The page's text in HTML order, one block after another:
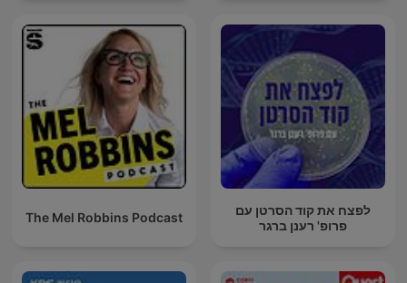
The Mel Robbins Podcast
לפצח את קוד הסרטן עם
פרופ' רענן ברגר